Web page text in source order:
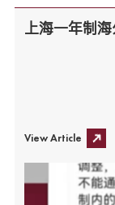
上海一年制
View Article